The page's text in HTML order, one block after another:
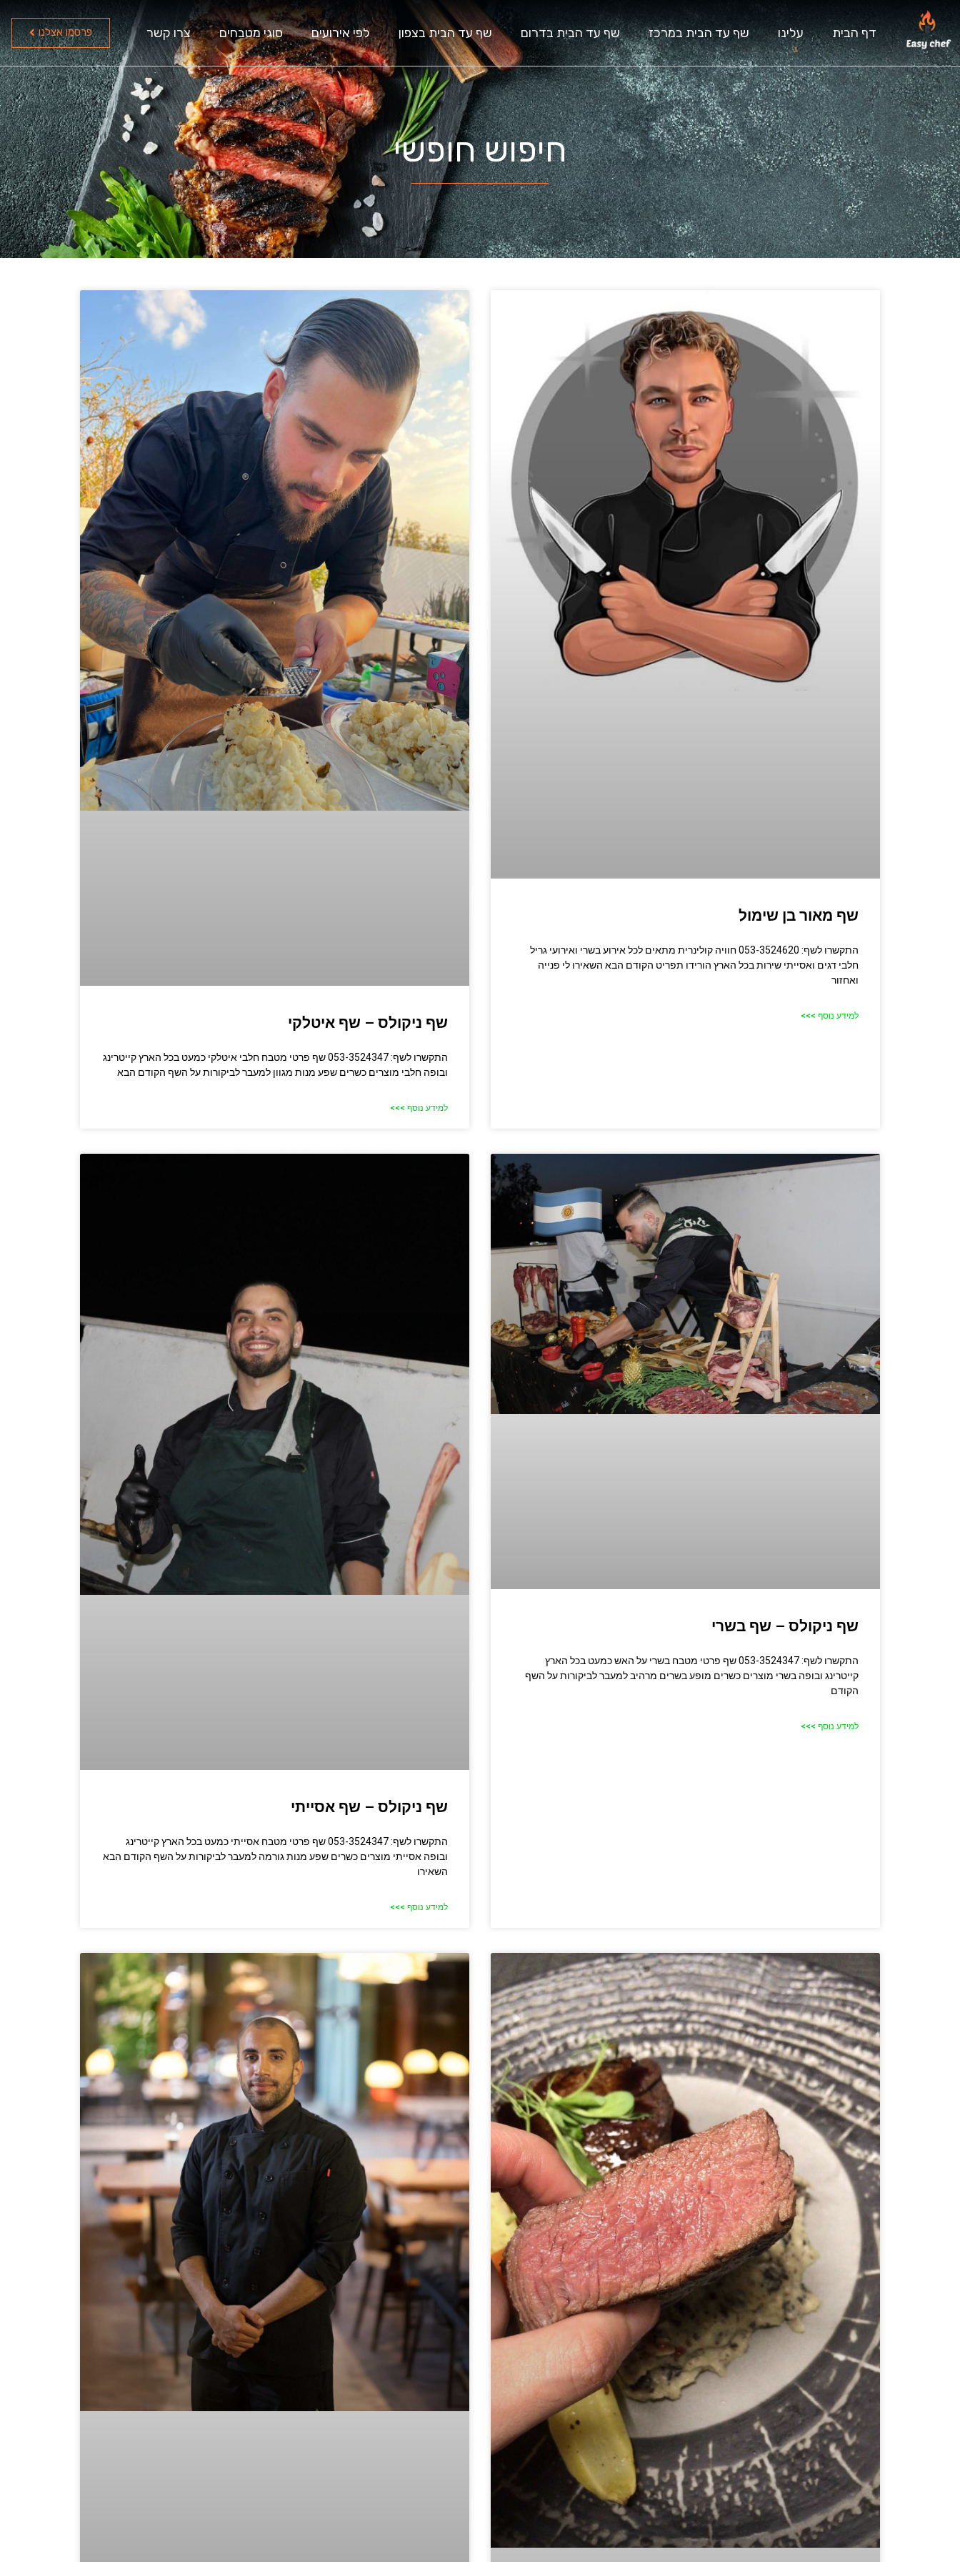
דף הבית עלינו שף עד הבית במרכז שף עד הבית בדרום שף עד הבית בצפון לפי אירועים סוגי מטבחים צרו קשר פרסמו אצלנו
חיפוש חופשי
שף מאור בן שימול
התקשרו לשף: 053-3524620 חוויה קולינרית מתאים לכל אירוע בשרי ואירועי גריל
חלבי דגים ואסייתי שירות בכל הארץ הורידו תפריט הקודם הבא השאירו לי פנייה
ואחזור
למידע נוסף >>> שף ניקולס – שף איטלקי
התקשרו לשף: 053-3524347 שף פרטי מטבח חלבי איטלקי כמעט בכל הארץ קייטרינג
ובופה חלבי מוצרים כשרים שפע מנות מגוון למעבר לביקורות על השף הקודם הבא
למידע נוסף >>>
שף ניקולס – שף בשרי
התקשרו לשף: 053-3524347 שף פרטי מטבח בשרי על האש כמעט בכל הארץ
קייטרינג ובופה בשרי מוצרים כשרים מופע בשרים מרהיב למעבר לביקורות על השף
הקודם
למידע נוסף >>>
שף ניקולס – שף אסייתי
התקשרו לשף: 053-3524347 שף פרטי מטבח אסייתי כמעט בכל הארץ קייטרינג
ובופה אסייתי מוצרים כשרים שפע מנות גורמה למעבר לביקורות על השף הקודם הבא
השאירו
למידע נוסף >>>